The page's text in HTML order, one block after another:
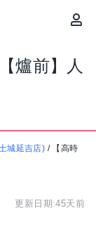
爐前】人
城延吉店) /
【高時
更新日期:45天前